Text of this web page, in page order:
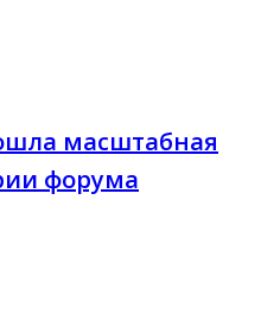
масштабная
форума